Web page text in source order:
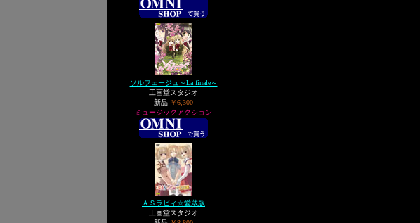
ソルフェージュ～La finale～
工画堂スタジオ
新品 ￥6,300
ミュージックアクション
ＡＳラビィ☆愛蔵版
工画堂スタジオ